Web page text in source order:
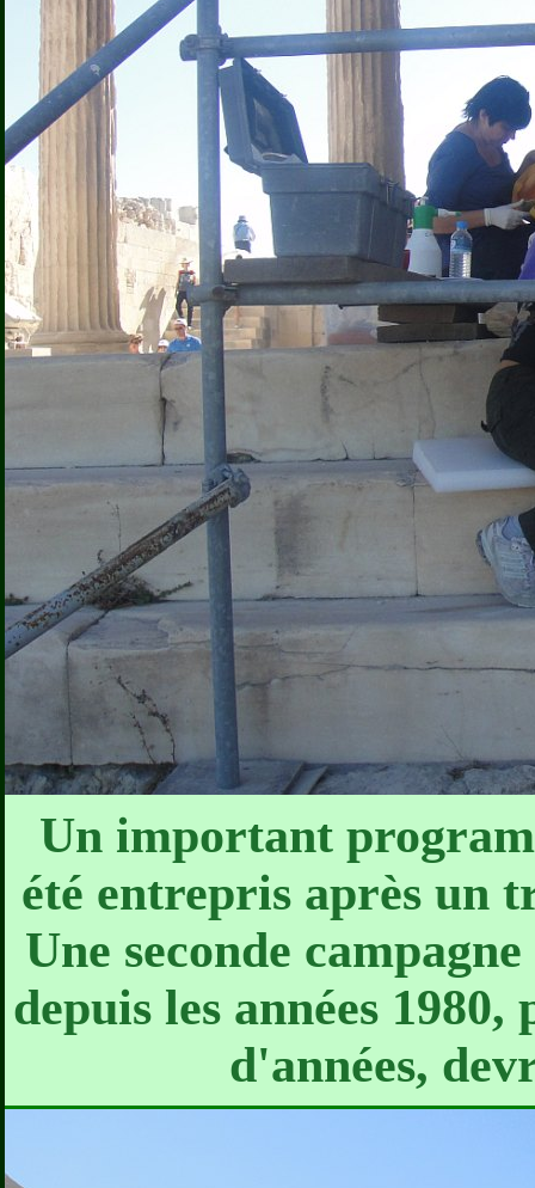
Un important
été entrepris après un
Une seconde
depuis les années
d'années,